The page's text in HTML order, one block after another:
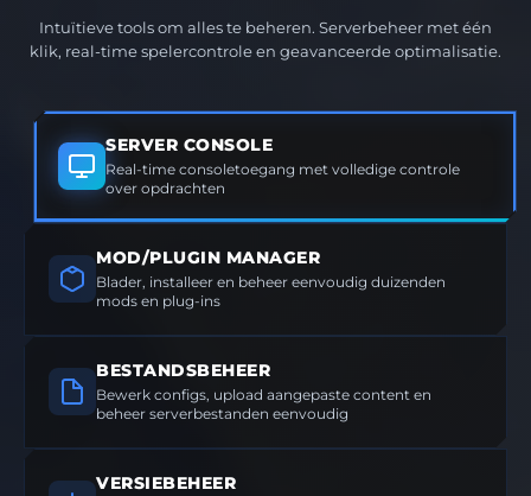
Intuïtieve tools om alles te beheren. Serverbeheer met één
klik, real-time spelercontrole en geavanceerde optimalisatie.
SERVER CONSOLE
Real-time consoletoegang met volledige controle
over opdrachten
MOD/PLUGIN MANAGER
Blader, installeer en beheer eenvoudig duizenden
mods en plug-ins
BESTANDSBEHEER
Bewerk configs, upload aangepaste content en
beheer serverbestanden eenvoudig
VERSIEBEHEER